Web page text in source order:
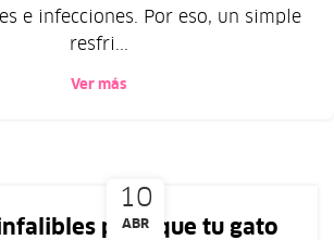
e infecciones. Por eso, un simple
resfri...
Ver más
10
ABR
para que tu gato